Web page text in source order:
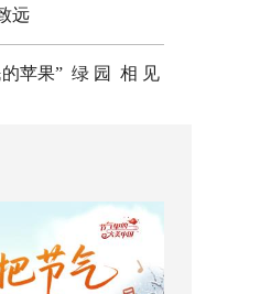
远
苹果” 绿 园 相 见